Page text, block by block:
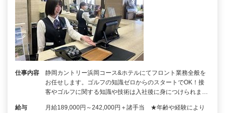
仕事内容
静岡カントリー浜岡コース&ホテルにてフロント業務全般を
お任せします。ゴルフの知識ゼロからのスタートでOK！接
客やゴルフに関する知識や技術は入社後に身につけられま…
給与 月給189,000円～242,000円＋諸手当 ★年齢や経験により